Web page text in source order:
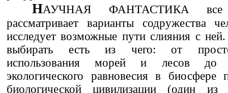
НАУЧНАЯ ФАНТАСТИКА
рассматривает варианты содружества
исследует возможные пути слияния с
выбирать есть из чего: от
использования морей и лесов до
экологического равновесия в биосфере
биологической цивилизации (один из